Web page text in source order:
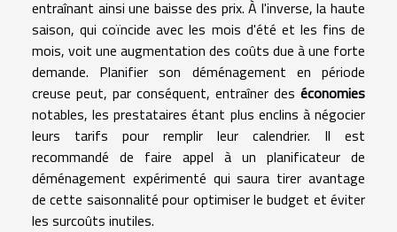
entraînant ainsi une baisse des prix. À l'inverse, la haute
saison, qui coïncide avec les mois d'été et les fins de
mois, voit une augmentation des coûts due à une forte
demande. Planifier son déménagement en période
creuse peut, par conséquent, entraîner des économies
notables, les prestataires étant plus enclins à négocier
leurs tarifs pour remplir leur calendrier. Il est
recommandé de faire appel à un planificateur de
déménagement expérimenté qui saura tirer avantage
de cette saisonnalité pour optimiser le budget et éviter
les surcoûts inutiles.